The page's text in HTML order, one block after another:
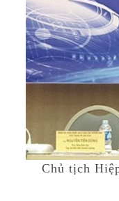
Chủ tịch